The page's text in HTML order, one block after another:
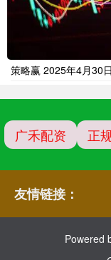
策略赢 2025年4月30
广禾配资 正
友情链接：
Powered